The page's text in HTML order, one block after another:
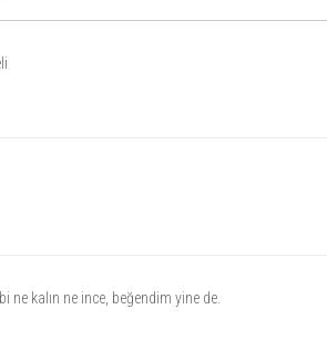
ne kalın ne ince, beğendim yine de.